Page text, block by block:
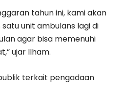
tahun ini, kami akan
unit ambulans lagi di
agar bisa memenuhi
ujar Ilham.
terkait pengadaan